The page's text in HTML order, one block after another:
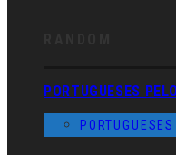
PORTUGUESES